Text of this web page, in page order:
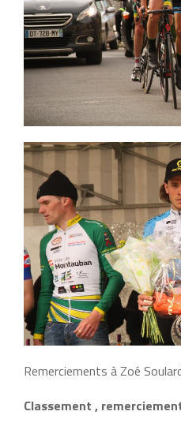
Remerciements à Zoé
Classement ,